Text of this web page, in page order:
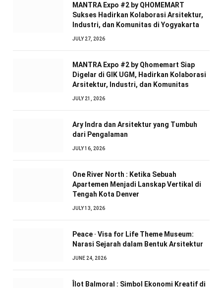
MANTRA Expo #2 by QHOMEMART
Sukses Hadirkan Kolaborasi Arsitektur,
Industri, dan Komunitas di Yogyakarta
JULY 27, 2026
MANTRA Expo #2 by Qhomemart Siap
Digelar di GIK UGM, Hadirkan Kolaborasi
Arsitektur, Industri, dan Komunitas
JULY 21, 2026
Ary Indra dan Arsitektur yang Tumbuh
dari Pengalaman
JULY 16, 2026
One River North : Ketika Sebuah
Apartemen Menjadi Lanskap Vertikal di
Tengah Kota Denver
JULY 13, 2026
Peace · Visa for Life Theme Museum:
Narasi Sejarah dalam Bentuk Arsitektur
JUNE 24, 2026
Îlot Balmoral : Simbol Ekonomi Kreatif di